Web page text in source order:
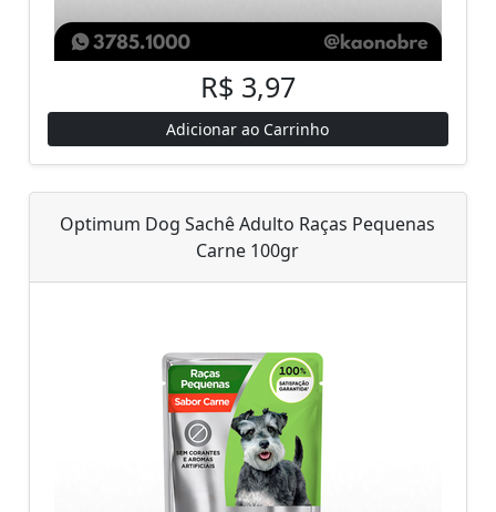
R$ 3,97
Adicionar ao Carrinho
Optimum Dog Sachê Adulto Raças Pequenas
Carne 100gr